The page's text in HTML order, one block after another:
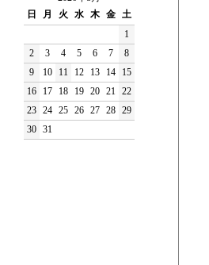
日
月 火 水 木 金 土
1
2
3 4 5 6 7
8
9
10 11 12 13 14
15
16
17 18 19 20 21 22
23 24 25 26 27 28 29
30 31